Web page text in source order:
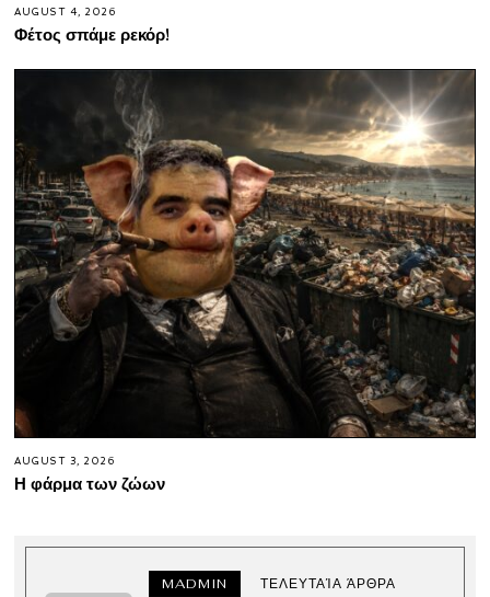
AUGUST 4, 2026
Φέτος σπάμε ρεκόρ!
AUGUST 3, 2026
Η φάρμα των ζώων
MADMIN ΤΕΛΕΥΤΑΊΑ ΆΡΘΡΑ